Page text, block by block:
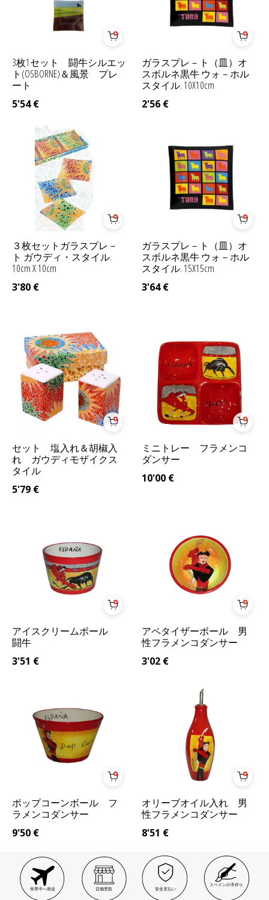
3枚1セット 闘牛シルエッ
ト(OSBORNE)＆風景 プレ
ート
5'54€
ガラスプレ－ト（皿）オ
スボルネ黒牛 ウォ－ホル
スタイル. 10X10cm
2'56 €
３枚セットガラスプレ－
ト ガウディ・スタイル.
10cm X 10cm
3'80 €
ガラスプレ－ト（皿）オ
スボルネ黒牛 ウォ－ホル
スタイル. 15X15cm
3'64€
セット 塩入れ＆胡椒入
れ ガウディモザイクス
タイル
5'79 €
ミニトレー フラメンコ
ダンサー
10'00 €
アイスクリームボール
闘牛
3'51 €
アペタイザーボール 男
性フラメンコダンサー
3'02 €
ポップコーンボール フ
ラメンコダンサー
9'50 €
オリーブオイル入れ 男
性フラメンコダンサー
8'51 €
世界中へ発送 店舗受取 安全支払い
スペインの手作り